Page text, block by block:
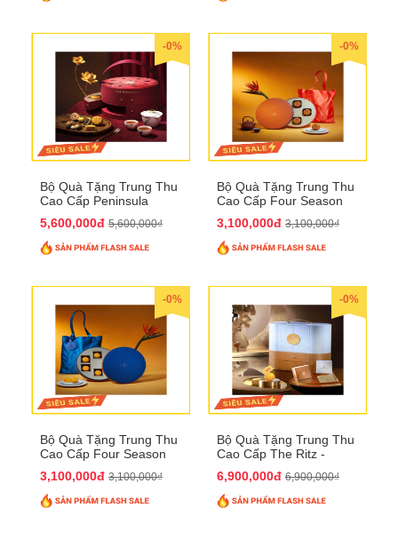
-0%
Bộ Quà Tặng Trung Thu
Cao Cấp Peninsula
5,600,000đ 5,600,000₫
-0%
Bộ Quà Tặng Trung Thu
Cao Cấp Four Season
3,100,000đ 3,100,000₫
-0%
Bộ Quà Tặng Trung Thu
Cao Cấp Four Season
3,100,000đ 3,100,000₫
-0%
Bộ Quà Tặng Trung Thu
Cao Cấp The Ritz -
6,900,000đ 6,900,000₫